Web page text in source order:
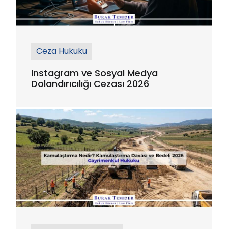
Ceza Hukuku
Instagram ve Sosyal Medya
Dolandırıcılığı Cezası 2026